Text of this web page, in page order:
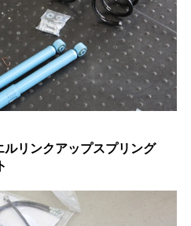
リンクアップスプリング